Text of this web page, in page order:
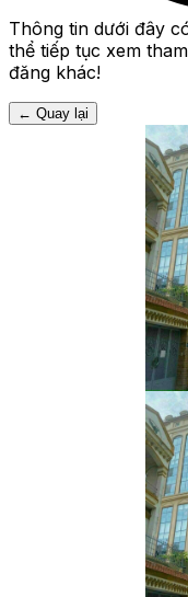
Thông tin dưới đây
thể tiếp tục xem
đăng khác!
← Quay lại